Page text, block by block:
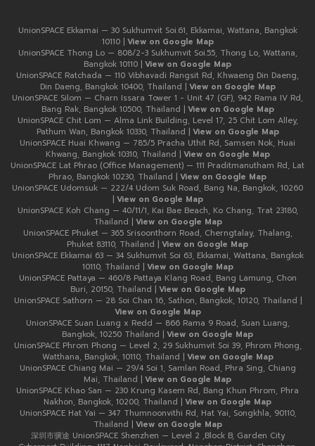
UnionSPACE Ekkamai — 30 Sukhumvit Soi.61, Ekkamai, Wattana, Bangkok
10110 | View on Google Map
UnionSPACE Thong Lo — 808/2-3 Sukhumvit Soi.55, Thong Lo, Wattana,
Bangkok 10110 | View on Google Map
UnionSPACE Ratchada — 110 Vibhavadi Rangsit Rd, Khwaeng Din Daeng,
Din Daeng, Bangkok 10400, Thailand | View on Google Map
UnionSPACE Silom — Charn Issara Tower 1 - Unit 47 (GF), 942 Rama IV Rd,
Bang Rak, Bangkok 10500, Thailand | View on Google Map
UnionSPACE Chit Lom — Alma Link Building, Level 17, 25 Chit Lom Alley,
Pathum Wan, Bangkok 10330, Thailand | View on Google Map
UnionSPACE Huai Khwang — 785/5 Pracha Uthit Rd, Samsen Nok, Huai
Khwang, Bangkok 10310, Thailand | View on Google Map
UnionSPACE Lat Phrao (Office Management) — 111 Praditmanutham Rd, Lat
Phrao, Bangkok 10230, Thailand | View on Google Map
UnionSPACE Udomsuk — 222/4 Udom Suk Road, Bang Na, Bangkok, 10260
| View on Google Map
UnionSPACE Koh Chang — 40/11/1, Kai Bae Beach, Ko Chang, Trat 23180,
Thailand | View on Google Map
UnionSPACE Phuket — 365 Srisoonthorn Road, Cherngtalay, Thalang,
Phuket 83110, Thailand | View on Google Map
UnionSPACE Ekkamai 63 — 34 Sukhumvit Soi 63, Ekkamai, Wattana, Bangkok
10110, Thailand | View on Google Map
UnionSPACE Pattaya — 460/8 Pattaya Klang Road, Bang Lamung, Chon
Buri, 20150, Thailand | View on Google Map
UnionSPACE Sathorn — 28 Soi Chan 16, Sathon, Bangkok, 10120, Thailand |
View on Google Map
UnionSPACE Suan Luang x Redd — 866 Rama 9 Road, Suan Luang,
Bangkok, 10250 Thailand | View on Google Map
UnionSPACE Phrom Phong — Level 2, 29 Sukhumvit Soi 39, Phrom Phong,
Watthana, Bangkok, 10110, Thailand | View on Google Map
UnionSPACE Chiang Mai — 29/4 Soi 1, Samlan Road, Phra Sing, Chiang
Mai, Thailand | View on Google Map
UnionSPACE Khao San — 230 Krung Kasem Rd, Bang Khun Phrom, Phra
Nakhon, Bangkok, 10200, Thailand | View on Google Map
UnionSPACE Hat Yai — 347 Thumnoonvithi Rd, Hat Yai, Songkhla, 90110,
Thailand | View on Google Map
深圳市骥途 UnionSPACE Shenzhen — Level 2 ,Block B, Garden City